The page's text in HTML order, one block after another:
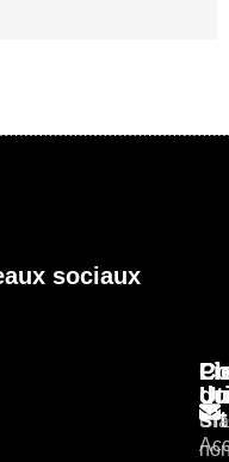
sociaux
du